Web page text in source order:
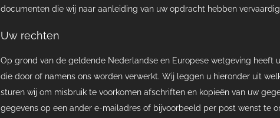
documenten die wij naar aanleiding van uw opdracht hebben
Uw rechten
Op grond van de geldende Nederlandse en Europese wetgeving
die door of namens ons worden verwerkt. Wij leggen u hieronder uit
sturen wij om misbruik te voorkomen afschriften en kopieën van uw
gegevens op een ander e-mailadres of bijvoorbeeld per post wenst te